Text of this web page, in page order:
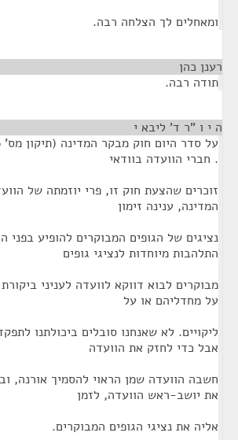
ומאחלים לך הצלחה רבה.
רענן כהן
תודה רבה.
ה י ו "ר ד' ליבא י
. חברי הוועדה בוודאי
זוכרים שהצעת חוק זו, פרי יוזמתה של
המדינה, ענינה זימון
נציגים של הגופים המבוקרים להופיע בפני
התלהבות מיוחדות לנציגי גופים
מבוקרים לבוא דווקא לוועדה לעניני
על מחדליהם או על
ליקויים. לא שאנחנו סובלים ביכולתנו
אבל כדי לחזק את הוועדה
חשבה הוועדה שמן הראוי להסמיך אורנה,
את יושב-ראש הוועדה, לזמן
אליה את נציגי הגופים המבוקרים.